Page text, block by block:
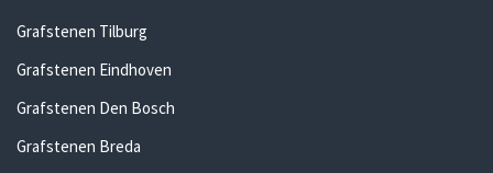
Grafstenen Tilburg
Grafstenen Eindhoven
Grafstenen Den Bosch
Grafstenen Breda